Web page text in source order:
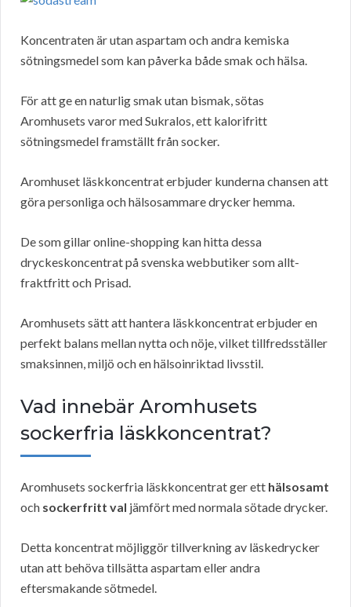
Koncentraten är utan aspartam och andra kemiska
sötningsmedel som kan påverka både smak och hälsa.
För att ge en naturlig smak utan bismak, sötas
Aromhusets varor med Sukralos, ett kalorifritt
sötningsmedel framställt från socker.
Aromhuset läskkoncentrat erbjuder kunderna chansen att
göra personliga och hälsosammare drycker hemma.
De som gillar online-shopping kan hitta dessa
dryckeskoncentrat på svenska webbutiker som allt-
fraktfritt och Prisad.
Aromhusets sätt att hantera läskkoncentrat erbjuder en
perfekt balans mellan nytta och nöje, vilket tillfredsställer
smaksinnen, miljö och en hälsoinriktad livsstil.
Vad innebär Aromhusets
sockerfria läskkoncentrat?
Aromhusets sockerfria läskkoncentrat ger ett hälsosamt
och sockerfritt val jämfört med normala sötade drycker.
Detta koncentrat möjliggör tillverkning av läskedrycker
utan att behöva tillsätta aspartam eller andra
eftersmakande sötmedel.